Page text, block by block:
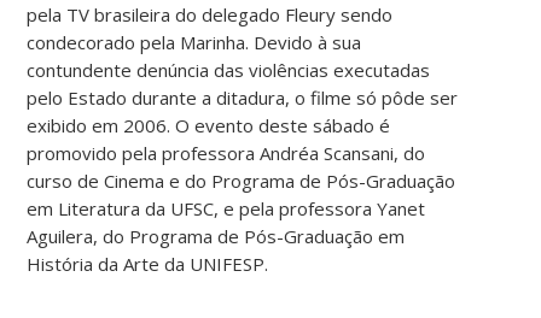
pela TV brasileira do delegado Fleury sendo
condecorado pela Marinha. Devido à sua
contundente denúncia das violências executadas
pelo Estado durante a ditadura, o filme só pôde ser
exibido em 2006. O evento deste sábado é
promovido pela professora Andréa Scansani, do
curso de Cinema e do Programa de Pós-Graduação
em Literatura da UFSC, e pela professora Yanet
Aguilera, do Programa de Pós-Graduação em
História da Arte da UNIFESP.